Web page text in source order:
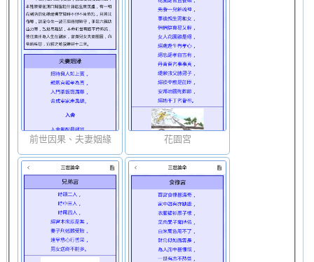
前世因果、夫妻姻緣 花園宮